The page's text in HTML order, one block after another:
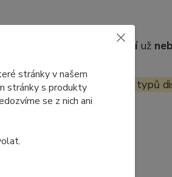
zásob. Po jejich vyprodáníuž
se dostupnosti jiných typů
stránky v našem
stránky s produkty
se z nich ani